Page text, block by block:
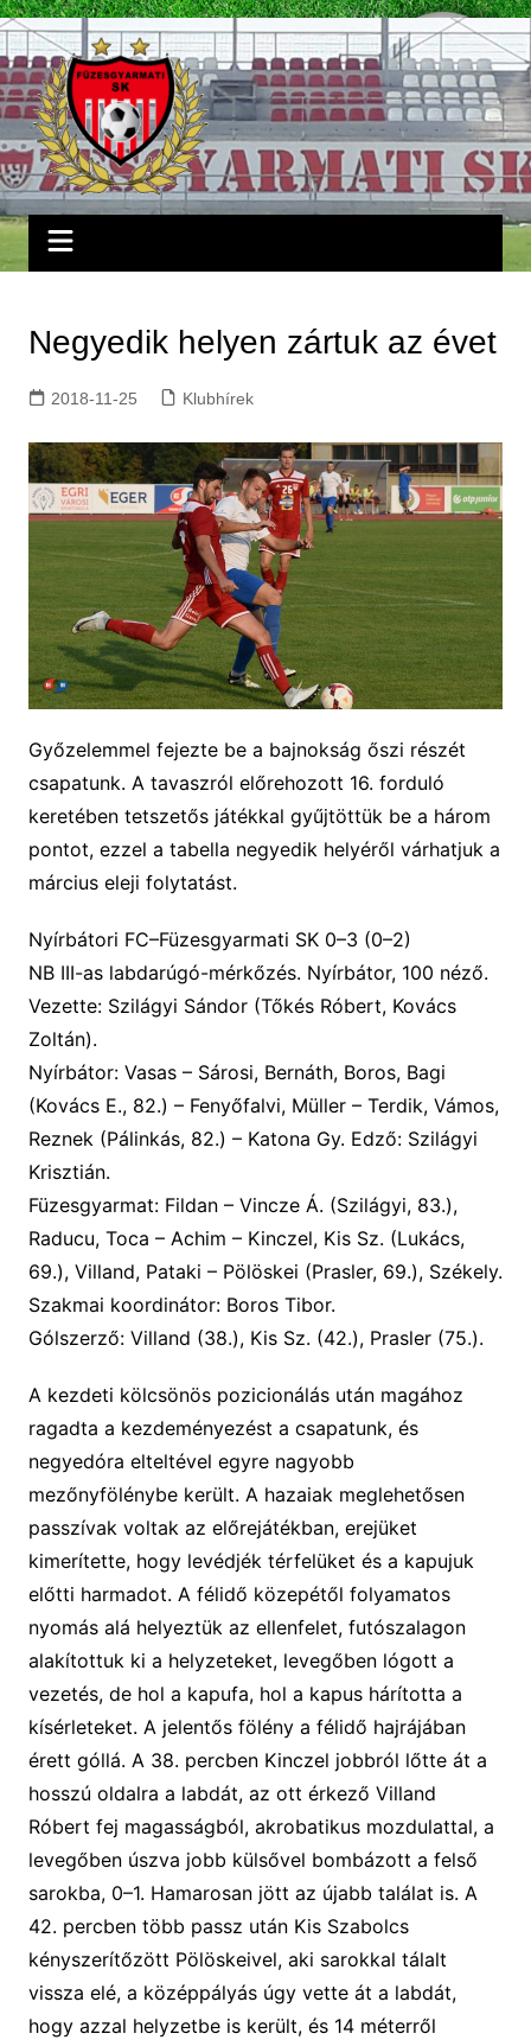
Skip
to
content
Negyedik helyen zártuk az évet
2018-11-25 Klubhírek
Győzelemmel fejezte be a bajnokság őszi részét
csapatunk. A tavaszról előrehozott 16. forduló
keretében tetszetős játékkal gyűjtöttük be a három
pontot, ezzel a tabella negyedik helyéről várhatjuk a
március eleji folytatást.
Nyírbátori FC–Füzesgyarmati SK 0–3 (0–2)
NB III-as labdarúgó-mérkőzés. Nyírbátor, 100 néző.
Vezette: Szilágyi Sándor (Tőkés Róbert, Kovács
Zoltán).
Nyírbátor: Vasas – Sárosi, Bernáth, Boros, Bagi
(Kovács E., 82.) – Fenyőfalvi, Müller – Terdik, Vámos,
Reznek (Pálinkás, 82.) – Katona Gy. Edző: Szilágyi
Krisztián.
Füzesgyarmat: Fildan – Vincze Á. (Szilágyi, 83.),
Raducu, Toca – Achim – Kinczel, Kis Sz. (Lukács,
69.), Villand, Pataki – Pölöskei (Prasler, 69.), Székely.
Szakmai koordinátor: Boros Tibor.
Gólszerző: Villand (38.), Kis Sz. (42.), Prasler (75.).
A kezdeti kölcsönös pozicionálás után magához
ragadta a kezdeményezést a csapatunk, és
negyedóra elteltével egyre nagyobb
mezőnyfölénybe került. A hazaiak meglehetősen
passzívak voltak az előrejátékban, erejüket
kimerítette, hogy levédjéktérfelüket és a kapujuk
előtti harmadot. A félidő közepétől folyamatos
nyomás alá helyeztük az ellenfelet, futószalagon
alakítottuk ki a helyzeteket, levegőben lógott a
vezetés, de hol a kapufa, hol a kapus hárította a
kísérleteket. A jelentős fölény a félidő hajrájában
érett góllá. A 38. percben Kinczel jobbról lőtte át a
hosszú oldalra a labdát, az ott érkező Villand
Róbert fej magasságból, akrobatikus mozdulattal, a
levegőben úszva jobb külsővel bombázott a felső
sarokba, 0–1. Hamarosan jött az újabb találat is. A
42. percben több passz után Kis Szabolcs
kényszerítőzött Pölöskeivel, aki sarokkal tálalt
vissza elé, a középpályás úgy vette át a labdát,
hogy azzal helyzetbe is került, és 14 méterről